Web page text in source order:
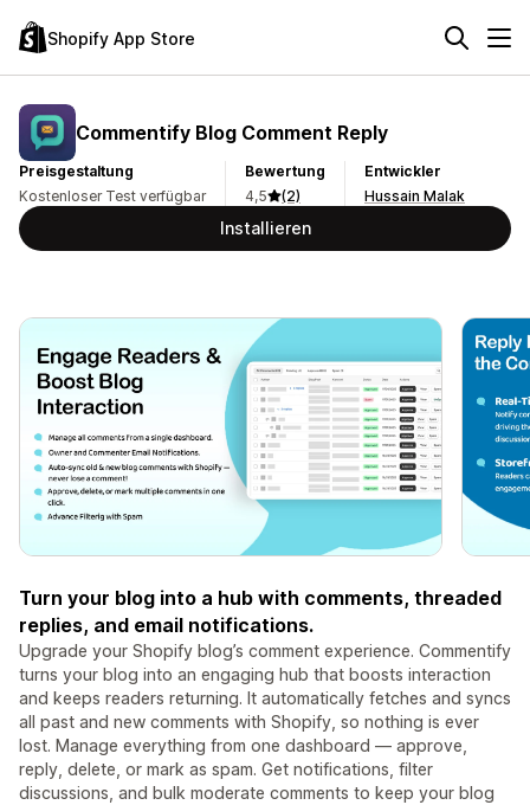
Shopify App Store
Commentify Blog Comment Reply
Preisgestaltung
Kostenloser Test verfügbar
Bewertung
4,5
(2)
Entwickler
Hussain Malak
Installieren
Turn your blog into a hub with comments, threaded
replies, and email notifications.
Upgrade your Shopify blog’s comment experience. Commentify
turns your blog into an engaging hub that boosts interaction
and keeps readers returning. It automatically fetches and syncs
all past and new comments with Shopify, so nothing is ever
lost. Manage everything from one dashboard — approve,
reply, delete, or mark as spam. Get notifications, filter
discussions, and bulk moderate comments to keep your blog